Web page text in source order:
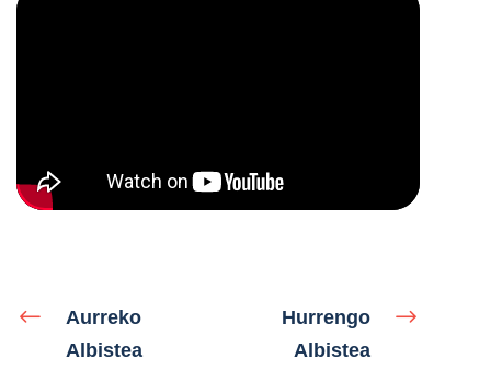
Aurreko
Albistea
Hurrengo
Albistea